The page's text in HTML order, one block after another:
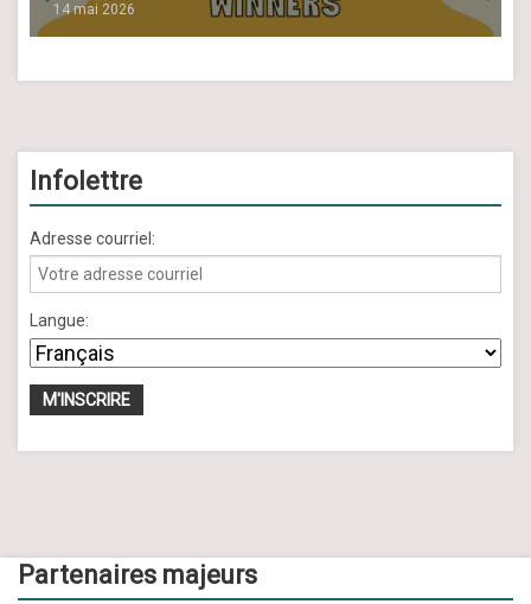
14 mai 2026
Infolettre
Adresse courriel:
Langue:
Partenaires majeurs